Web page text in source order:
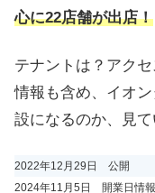
心に22店舗が出店！
テナントは？アク
情報も含め、イオ
設になるのか、見て
2022年12月29日 公開
2024年11月5日 開業日情